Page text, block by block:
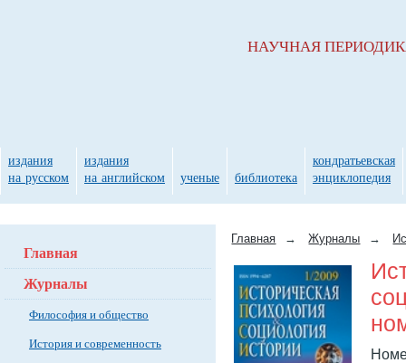
Главная → Журналы →
Главная
Журналы
Философия и общество
История и современность
НАУЧНАЯ
издания
на русском
издания
на английском
ученые библиотека
кондратьевская
энциклопедия